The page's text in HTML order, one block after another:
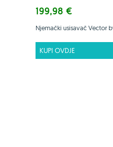
199,98 €
Njemački usisavač Vector
KUPI OVDJE